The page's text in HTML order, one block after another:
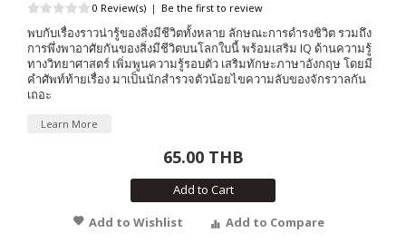
0 Review(s) | Be the first to review
พบกับเรื่องราวน่ารู้ของสิ่งมีชีวิตทั้งหลาย ลักษณะการดำรงชิวิต รวมถึง
การพึ่งพาอาศัยกันของสิ่งมีชีวิตบนโลกใบนี้ พร้อมเสริม IQ ด้านความรู้
ทางวิทยาศาสตร์ เพิ่มพูนความรู้รอบตัว เสริมทักษะภาษาอังกฤษ โดยมี
คำศัพท์ท้ายเรื่อง มาเป็นนักสำรวจตัวน้อยไขความลับของจักรวาลกัน
เถอะ
Learn More
65.00 THB
Add to Cart
Add to Wishlist
Add to Compare